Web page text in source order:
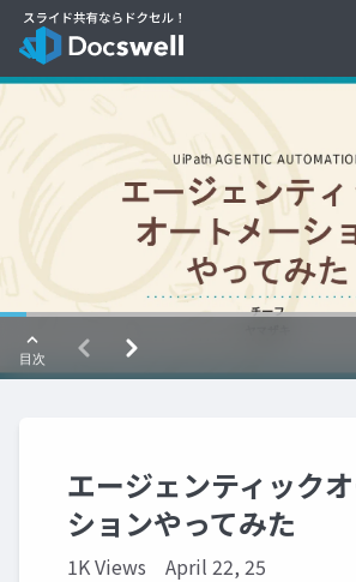
エージェンティック
ションやってみた
1K Views April 22, 25